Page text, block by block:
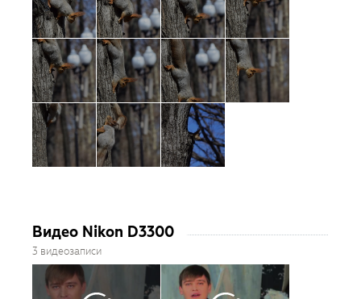
Видео Nikon D3300
3 видеозаписи